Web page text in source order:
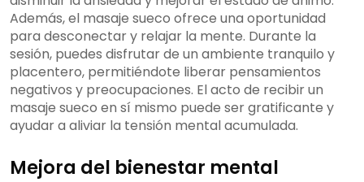
Además, el masaje sueco ofrece una oportunidad
para desconectar y relajar la mente. Durante la
sesión, puedes disfrutar de un ambiente tranquilo y
placentero, permitiéndote liberar pensamientos
negativos y preocupaciones. El acto de recibir un
masaje sueco en sí mismo puede ser gratificante y
ayudar a aliviar la tensión mental acumulada.
Mejora del bienestar mental